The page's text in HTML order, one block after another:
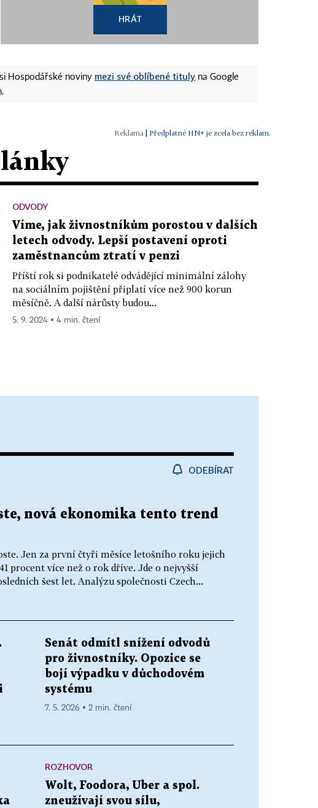
HRÁT
Hospodářské noviny mezi své oblíbené tituly na Google
| Předplatné HN+ je zcela bez reklam.
ODVODY
Víme, jak živnostníkům porostou v dalších
letech odvody. Lepší postavení oproti
zaměstnancům ztratí v penzi
Příští rok si podnikatelé odvádějící minimální zálohy
na sociálním pojištění připlatí více než 900 korun
měsíčně. A další nárůsty budou...
5. 9. 2024 ▪ 4 min. čtení
ODEBÍRAT
nová ekonomika tento trend
Jen za první čtyři měsíce letošního roku jejich
procent více než o rok dříve. Jde o nejvyšší
šest let. Analýzu společnosti Czech...
Senát odmítl snížení odvodů
pro živnostníky. Opozice se
bojí výpadku v důchodovém
systému
7. 5. 2026 ▪ 2 min. čtení
ROZHOVOR
Wolt, Foodora, Uber a spol.
zneužívají svou sílu,